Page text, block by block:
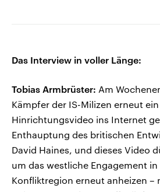
Das Interview in voller Länge:
Tobias Armbrüster: Am
Kämpfer der IS-Milizen erneut
Hinrichtungsvideo ins Internet
Enthauptung des britischen
David Haines, und dieses Video
um das westliche Engagement in
Konfliktregion erneut anheizen –